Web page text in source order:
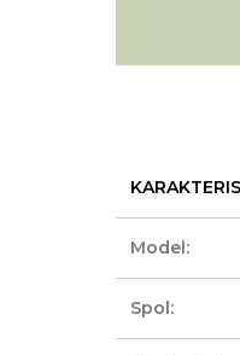
Model:
Spol: